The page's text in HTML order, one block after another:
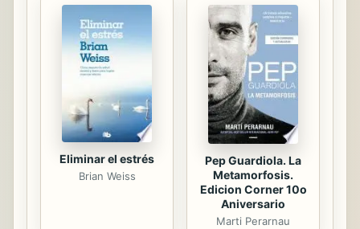
vislumbrarse el camino a seguir para
adecuar la teoría del derecho al
nuevo campo de debate jurídico-
político abierto por los estados
Eliminar el estrés
Brian Weiss
Pep Guardiola. La
Metamorfosis.
Edicion Corner 10o
Aniversario
Marti Perarnau